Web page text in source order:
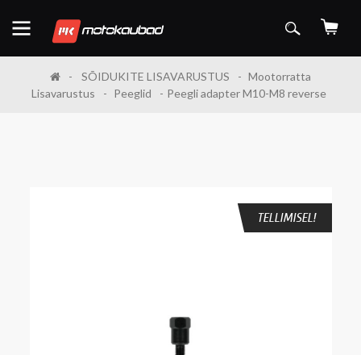
SÕIDUKITE LISAVARUSTUS
Mootorratta
Lisavarustus
Peeglid Peegli adapter M10-M8 reverse
TELLIMISEL!